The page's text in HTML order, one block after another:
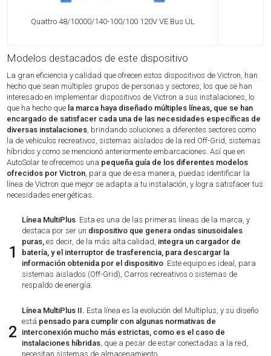
Quattro 48/10000/140-100/100 120V VE.Bus UL
Modelos destacados de este dispositivo
La gran eficiencia y calidad que ofrecen estos dispositivos de Victron, han
hecho que sean múltiples grupos de personas y sectores, los que se han
interesado en implementar dispositivos de Victron a sus instalaciones, lo
que ha hecho que la marca haya diseñado múltiples líneas, que se han
encargado de satisfacer cada una de las necesidades específicas de
diversas instalaciones, brindando soluciones a diferentes sectores como
la de vehículos recreativos, sistemas aislados de la red Off-Grid, sistemas
híbridos y como se mencionó anteriormente embarcaciones. Así que en
AutoSolar te ofrecemos una pequeña guía de los diferentes modelos
ofrecidos por Victron, para que de esa manera, puedas identificar la
línea de Victron que mejor se adapta a tu instalación, y logra satisfacer tus
necesidades energéticas.
1
Línea MultiPlus. Esta es una de las primeras líneas de la marca, y
destaca por ser un dispositivo que genera ondas sinusoidales
puras, es decir, de la más alta calidad, integra un cargador de
batería, y el interruptor de trasferencia, para descargar la
información obtenida por el dispositivo. Este equipo es ideal, para
sistemas aislados (Off-Grid), Carros recreativos o sistemas de
respaldo de energía.
2
Línea MultiPlus II. Esta línea es la evolución del Multiplus, y su diseño
está pensado para cumplir con algunas normativas de
interconexión mucho más estrictas, como es el caso de
instalaciones híbridas, que a pesar de estar conectadas a la red,
necesitan sistemas de almacenamiento.